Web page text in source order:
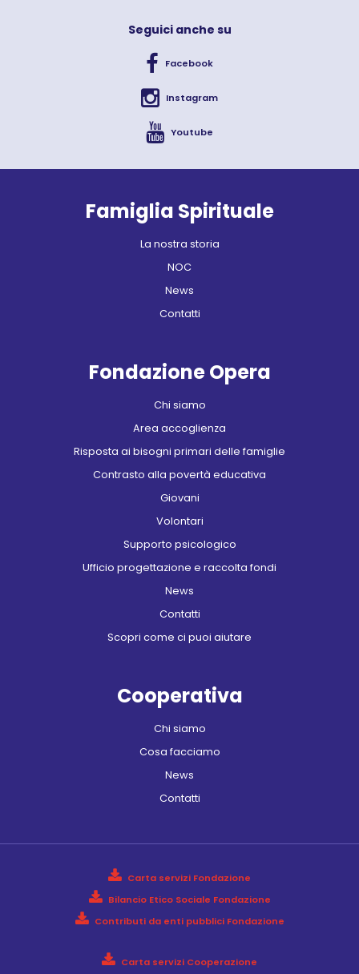
Seguici anche su
Facebook
Instagram
Youtube
Famiglia Spirituale
La nostra storia
NOC
News
Contatti
Fondazione Opera
Chi siamo
Area accoglienza
Risposta ai bisogni primari delle famiglie
Contrasto alla povertà educativa
Giovani
Volontari
Supporto psicologico
Ufficio progettazione e raccolta fondi
News
Contatti
Scopri come ci puoi aiutare
Cooperativa
Chi siamo
Cosa facciamo
News
Contatti
Carta servizi Fondazione
Bilancio Etico Sociale Fondazione
Contributi da enti pubblici Fondazione
Carta servizi Cooperazione